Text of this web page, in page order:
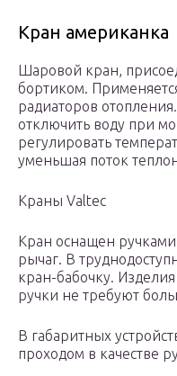
Кран американка
Шаровой кран,
бортиком.
радиаторов
отключить воду при
регулировать
уменьшая поток
Краны Valtec
Кран оснащен ручками
рычаг. В
кран-бабочку.
ручки не требуют
В габаритных
проходом в качестве